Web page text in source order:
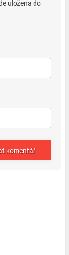
uložena do